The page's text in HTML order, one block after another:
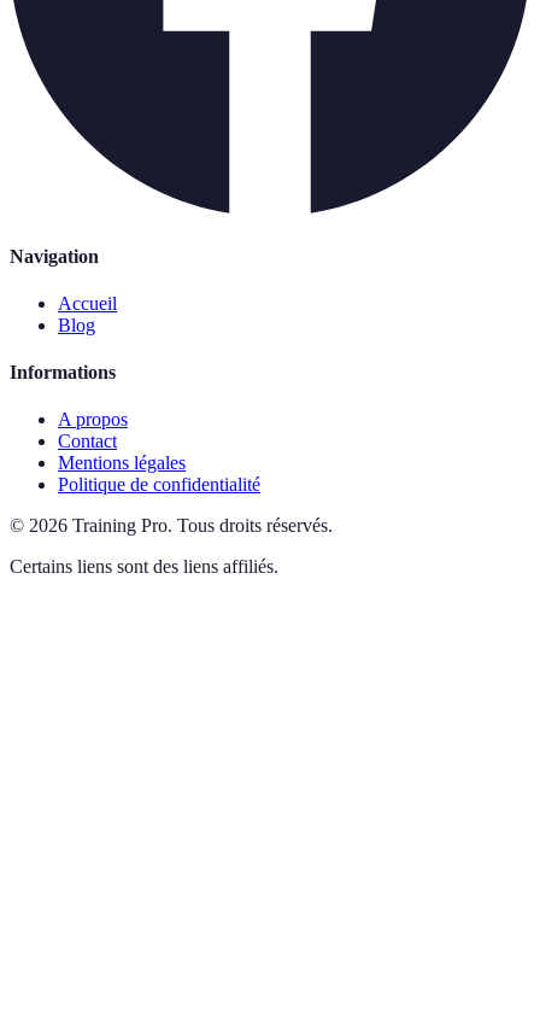
Navigation
Accueil
Blog
Informations
A propos
Contact
Mentions légales
Politique de confidentialité
© 2026 Training Pro. Tous droits réservés.
Certains liens sont des liens affiliés.